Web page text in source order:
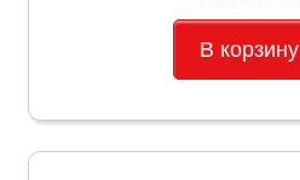
В корзину